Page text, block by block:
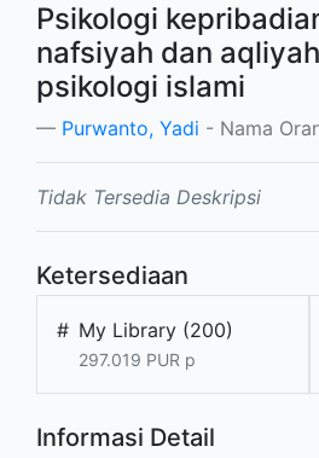
Psikologi
nafsiyah dan
psikologi islami
Purwanto, Yadi - Nama
Tidak Tersedia Deskripsi
Ketersediaan
# My Library (200)
297.019 PUR p
Informasi Detail